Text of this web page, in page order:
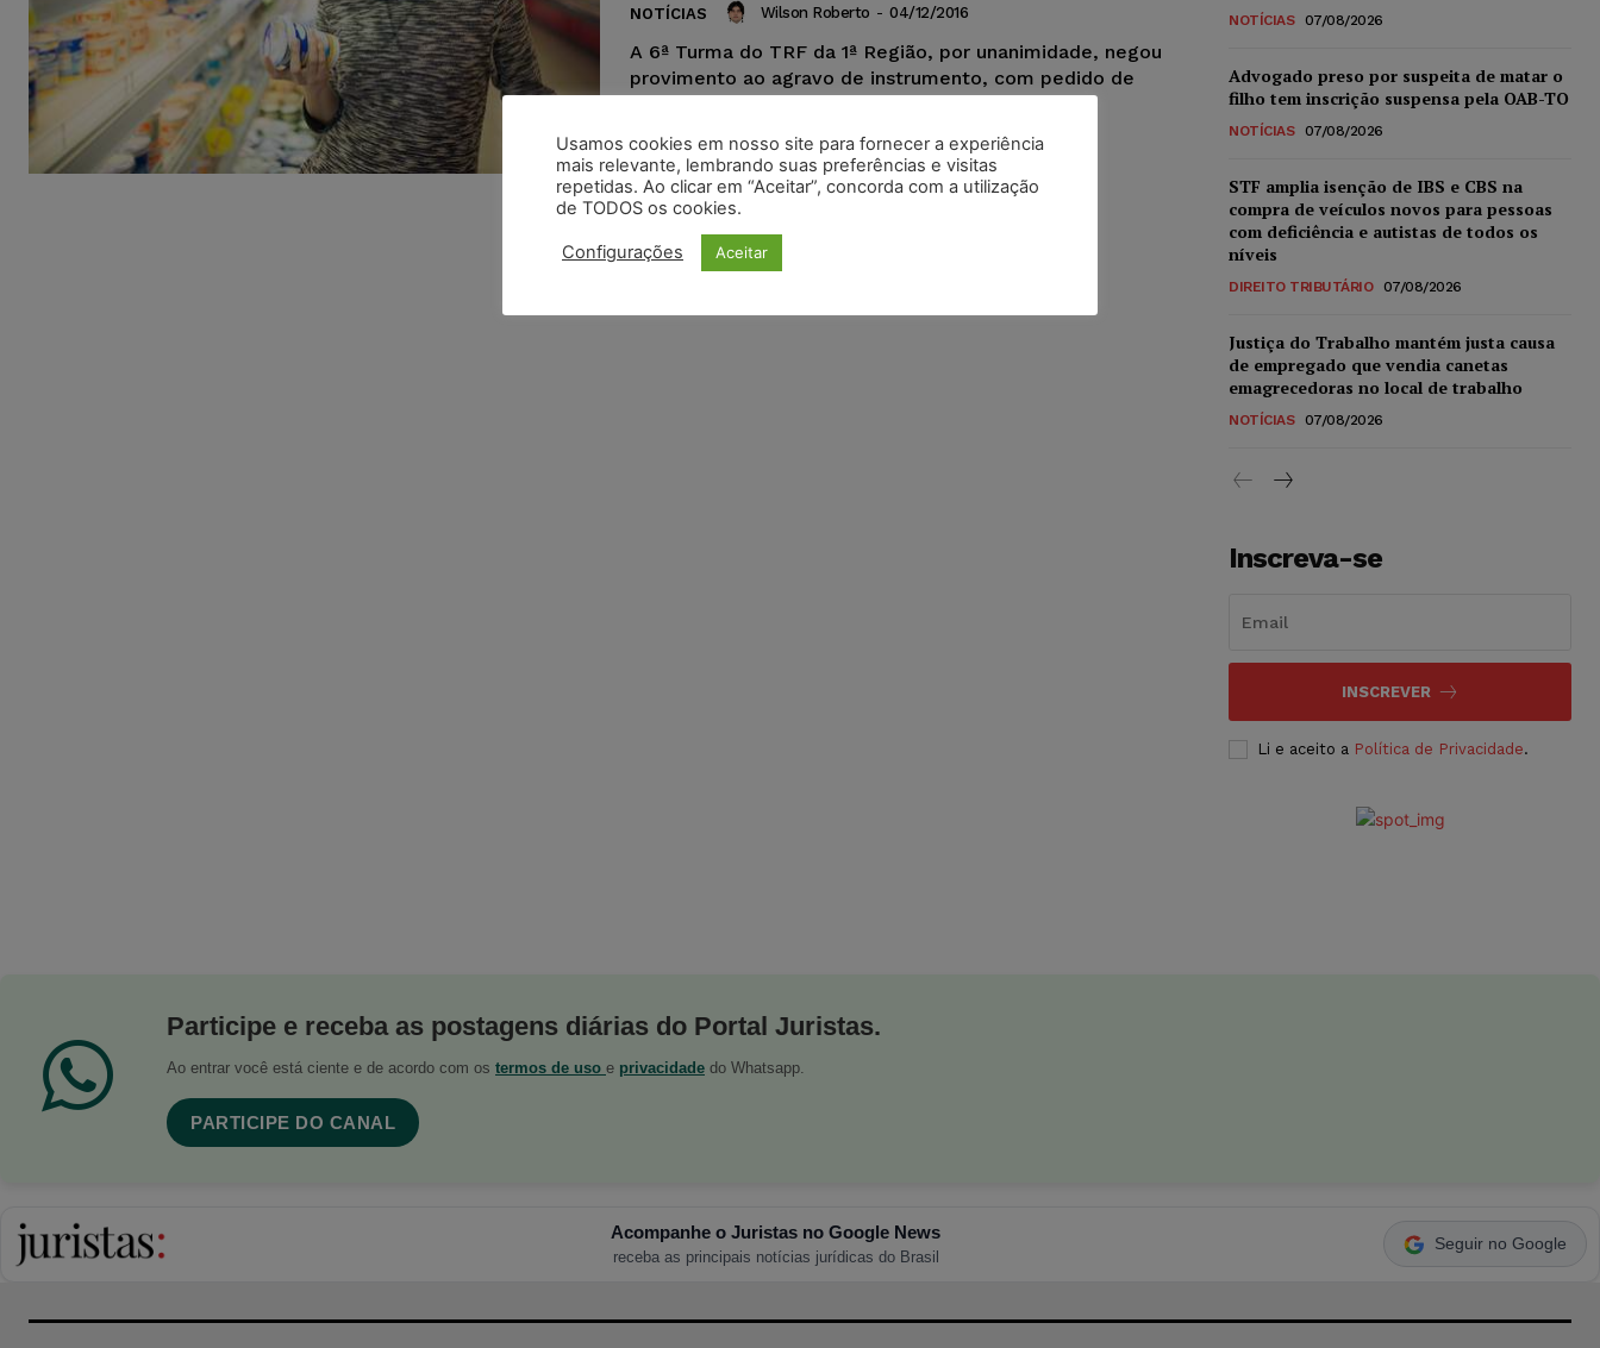
NOTÍCIAS Wilson Roberto - 04/12/2016
A 6ª Turma do TRF da 1ª Região, por unanimidade, negou
provimento ao agravo de instrumento, com pedido de
NOTÍCIAS 07/08/2026
Advogado preso por suspeita de matar o
filho tem inscrição suspensa pela OAB-TO
NOTÍCIAS 07/08/2026
STF amplia isenção de IBS e CBS na
compra de veículos novos para pessoas
com deficiência e autistas de todos os
níveis
DIREITO TRIBUTÁRIO 07/08/2026
Justiça do Trabalho mantém justa causa
de empregado que vendia canetas
emagrecedoras no local de trabalho
NOTÍCIAS 07/08/2026
Inscreva-se
INSCREVER
Li e aceito a Política de Privacidade.
Participe e receba as postagens diárias do Portal Juristas.
Ao entrar você está ciente e de acordo com os termos de uso e privacidade do Whatsapp.
PARTICIPE DO CANAL
Acompanhe o Juristas no Google News
receba as principais notícias jurídicas do Brasil
Seguir no Google
Usamos cookies em nosso site para fornecer a experiência
mais relevante, lembrando suas preferências e visitas
repetidas. Ao clicar em “Aceitar”, concorda com a utilização
de TODOS os cookies.
Configurações Aceitar